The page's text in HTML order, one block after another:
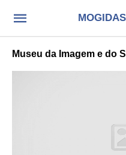
Museu da Imagem e do